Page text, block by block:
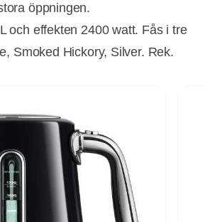
öppningen.
och effekten 2400 watt. Fås i tre
Smoked Hickory, Silver. Rek.